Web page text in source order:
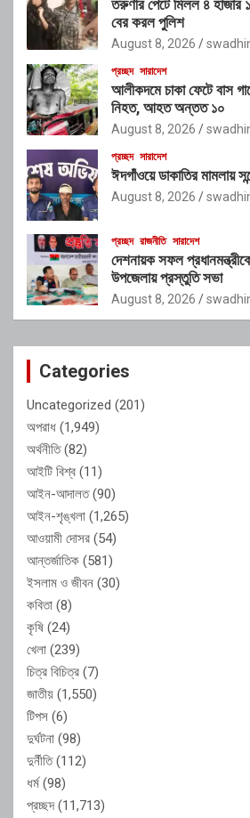
তরুণীর পেটে মিলল ৪ হাজার
বের করল পুলিশ
August 8, 2026
প্রচ্ছদ সারাদেশ
আলীকদমে চাকা ফেটে বাস
নিহত, আহত অন্তত ১০
August 8, 2026
প্রচ্ছদ সারাদেশ
ঈদগাঁওয়ে ডাকাতির মামলায়
August 8, 2026
প্রচ্ছদ রাজনীতি সারাদেশ
দেশনায়ক সফল
উপজেলায় প্রস্তুতি সভা
August 8, 2026
Categories
Uncategorized (201)
অপরাধ (1,949)
অর্থনীতি(82)
আইটি বিশ্ব (11)
আইন-আদালত(90)
আইন-শৃঙ্খলা (1,265)
আওয়ামী দোসর (54)
আন্তর্জাতিক (581)
ইসলাম ও জীবন (30)
কবিতা (8)
কৃষি (24)
খেলা (239)
চিত্র বিচিত্র (7)
জাতীয় (1,550)
টিপস (6)
দুর্ঘটনা (98)
দুর্নীতি(112)
ধর্ম(98)
প্রচ্ছদ(11,713)